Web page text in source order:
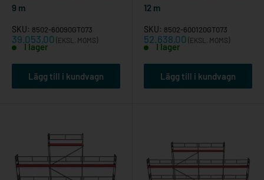
9 m
SKU: 8502-60090GT073
Reapris
39.053,00 (EKSL. MOMS)
I lager
Lägg till i kundvagn
12 m
SKU: 8502-600120GT073
Reapris
52.638,00 (EKSL. MOMS)
I lager
Lägg till i kundvagn